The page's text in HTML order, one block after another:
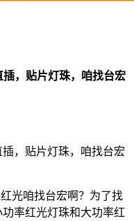
，贴片灯珠，咱找台宏
，贴片灯珠，咱找台宏
光咱找台宏啊？为了找
率红光灯珠和大功率红